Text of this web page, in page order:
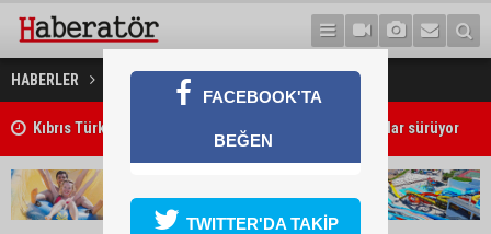
HABERLER GÜNDEM 4 kaçak daha yakalandı
Kıbrıs Türk Üniversite Öğrencileri Kongresi için kayıtlar sürüyor
FACEBOOK'TA
BEĞEN
TWITTER'DA TAKİP